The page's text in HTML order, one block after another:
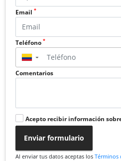
Email *
Teléfono *
▼
Comentarios
Acepto recibir información
Enviar formulario
Al enviar tus datos aceptas los Términos